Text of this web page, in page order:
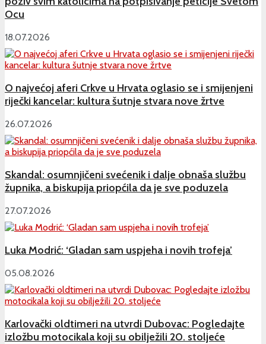
Ocu
18.07.2026
O najvećoj aferi Crkve u Hrvata oglasio se i smijenjeni
riječki kancelar: kultura šutnje stvara nove žrtve
26.07.2026
Skandal: osumnjičeni svećenik i dalje obnaša službu
župnika, a biskupija priopćila da je sve poduzela
27.07.2026
Luka Modrić: ‘Gladan sam uspjeha i novih trofeja’
05.08.2026
Karlovački oldtimeri na utvrdi Dubovac: Pogledajte
izložbu motocikala koji su obilježili 20. stoljeće